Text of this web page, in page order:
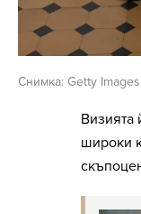
Снимка: Getty Images
Визията
широки